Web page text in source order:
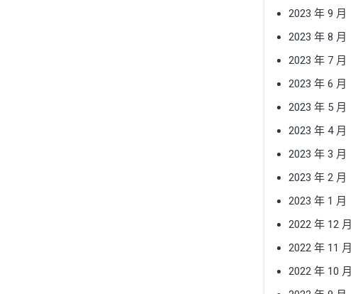
2023 年 9 月
2023 年 8 月
2023 年 7 月
2023 年 6 月
2023 年 5 月
2023 年 4 月
2023 年 3 月
2023 年 2 月
2023 年 1 月
2022 年 12 月
2022 年 11 月
2022 年 10 月